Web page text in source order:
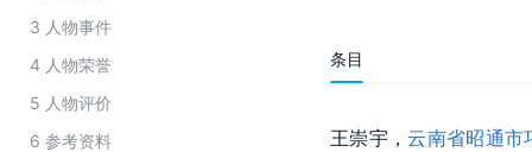
3 人物事件
4 人物荣誉
5 人物评价
6 参考资料
条目
王崇宇，云南省昭通市